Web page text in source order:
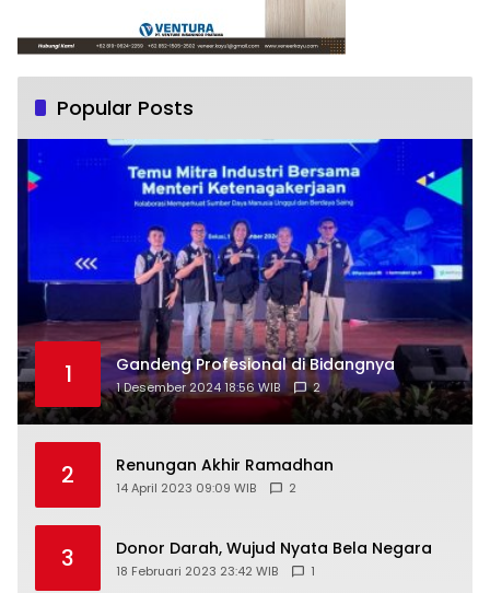
Popular Posts
1 Gandeng Profesional di Bidangnya
1 Desember 2024 18:56 WIB 2
2 Renungan Akhir Ramadhan
14 April 2023 09:09 WIB 2
3 Donor Darah, Wujud Nyata Bela Negara
18 Februari 2023 23:42 WIB 1